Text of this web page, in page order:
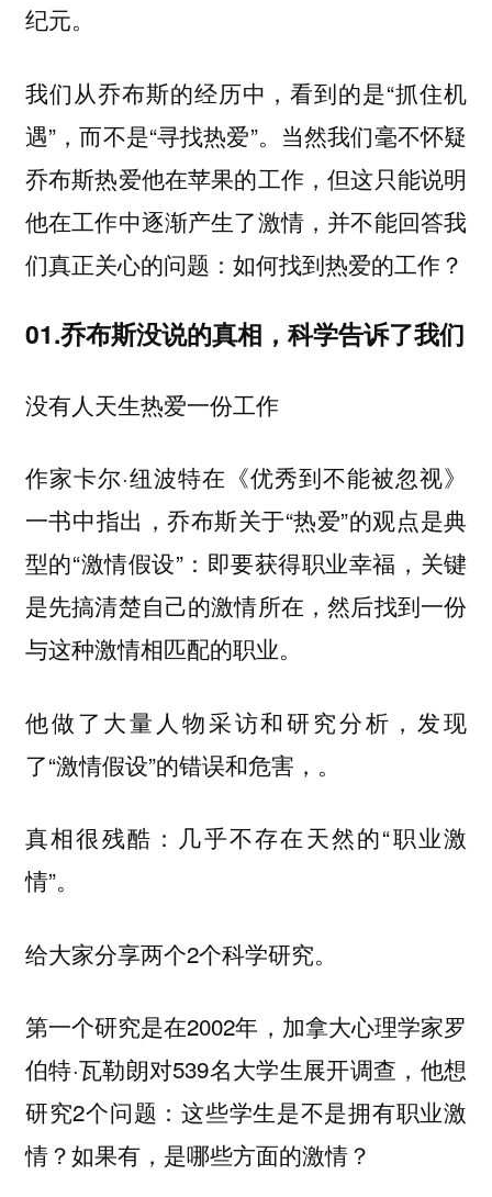
纪元。
我们从乔布斯的经历中，看到的是“抓住机
遇”，而不是“寻找热爱”。当然我们毫不怀疑
乔布斯热爱他在苹果的工作，但这只能说明
他在工作中逐渐产生了激情，并不能回答我
们真正关心的问题：如何找到热爱的工作？
01.乔布斯没说的真相， 科学告诉了我们
没有人天生热爱一份工作
作家卡尔·纽波特在《优秀到不能被忽视》
一书中指出，乔布斯关于“热爱”的观点是典
型的“激情假设”：即要获得职业幸福，关键
是先搞清楚自己的激情所在，然后找到一份
与这种激情相匹配的职业。
他做了大量人物采访和研究分析，发现
了“激情假设”的错误和危害，。
真相很残酷：几乎不存在天然的“职业激
情”。
给大家分享两个2个科学研究。
第一个研究是在2002年，加拿大心理学家罗
伯特·瓦勒朗对539名大学生展开调查，他想
研究2个问题：这些学生是不是拥有职业激
情？如果有，是哪些方面的激情？